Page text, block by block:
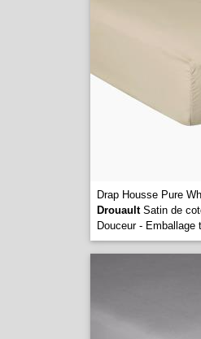
Drap Housse Pure
DrouaultSatin de
Douceur - Emballage